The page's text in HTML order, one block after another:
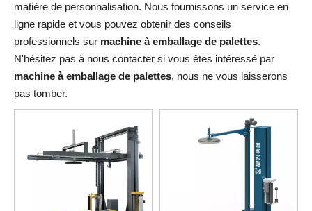
matière de personnalisation. Nous fournissons un service en
ligne rapide et vous pouvez obtenir des conseils
professionnels sur machine à emballage de palettes.
N'hésitez pas à nous contacter si vous êtes intéressé par
machine à emballage de palettes, nous ne vous laisserons
pas tomber.